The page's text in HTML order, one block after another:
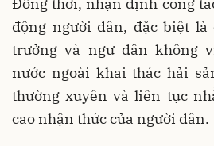
Đồng thời, nhận định công
động người dân, đặc biệt là
trưởng và ngư dân không
nước ngoài khai thác hải
thường xuyên và liên tục
cao nhận thức của người dân.